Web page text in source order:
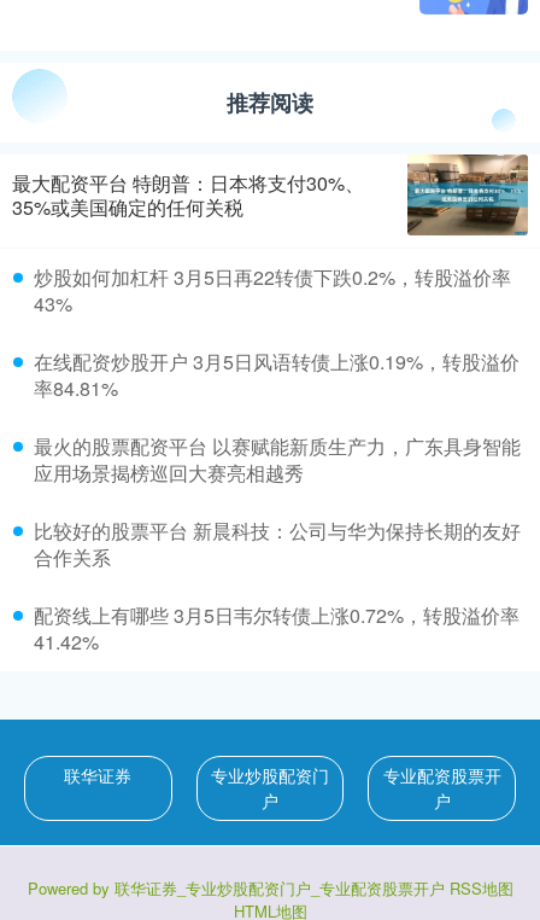
推荐阅读
最大配资平台 特朗普：日本将支付30%、
35%或美国确定的任何关税
炒股如何加杠杆 3月5日再22转债下跌0.2%，转股溢价率
43%
在线配资炒股开户 3月5日风语转债上涨0.19%，转股溢价
率84.81%
最火的股票配资平台 以赛赋能新质生产力，广东具身智能
应用场景揭榜巡回大赛亮相越秀
比较好的股票平台 新晨科技：公司与华为保持长期的友好
合作关系
配资线上有哪些 3月5日韦尔转债上涨0.72%，转股溢价率
41.42%
联华证券
专业炒股配资门
户
专业配资股票开
户
Powered by 联华证券_专业炒股配资门户_专业配资股票开户 RSS地图
HTML地图